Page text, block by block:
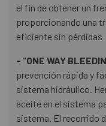
el fin de obtener un
proporcionando una
eficiente sin pérdidas
- “ONE WAY
prevención rápida y
sistema hidráulico.
aceite en el sistema
sistema. El recorrido